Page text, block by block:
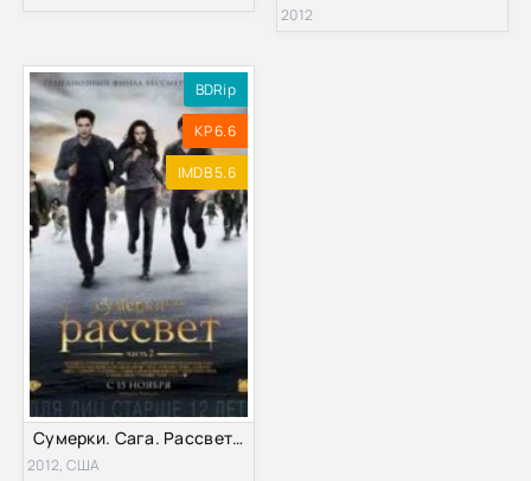
2012
BDRip
KP 6.6
IMDB 5.6
Сумерки. Сага. Рассвет: Часть 2 (2012)
2012, США